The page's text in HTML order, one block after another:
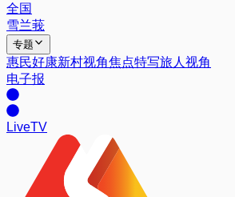
全国
雪兰莪
专题
惠民好康新村视角焦点特写旅人视角
电子报
LiveTV